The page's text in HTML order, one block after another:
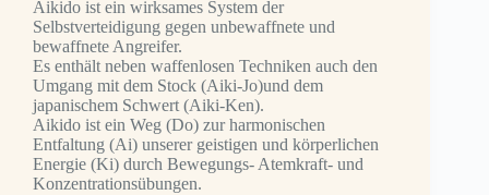
Aikido ist ein wirksames System der
Selbstverteidigung gegen unbewaffnete und
bewaffnete Angreifer.
Es enthält neben waffenlosen Techniken auch den
Umgang mit dem Stock (Aiki-Jo)und dem
japanischem Schwert (Aiki-Ken).
Aikido ist ein Weg (Do) zur harmonischen
Entfaltung (Ai) unserer geistigen und körperlichen
Energie (Ki) durch Bewegungs- Atemkraft- und
Konzentrationsübungen.